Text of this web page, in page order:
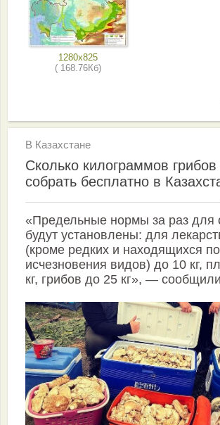
1280x825
( 168.76Кб)
В Казахстане
Сколько килограммов
собрать бесплатно в
«Предельные нормы за раз для
будут установлены: для
(кроме редких и находящихся
исчезновения видов) до 10 кг,
кг, грибов до 25 кг», —